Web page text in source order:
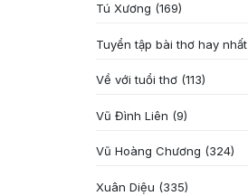
Tú Xương (169)
Tuyển tập bài thơ hay nhất
Về với tuổi thơ (113)
Vũ Đình Liên (9)
Vũ Hoàng Chương (324)
Xuân Diệu (335)